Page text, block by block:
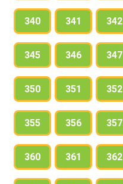
340 341 342
345 346 347
350 351 352
355 356 357
360 361 362